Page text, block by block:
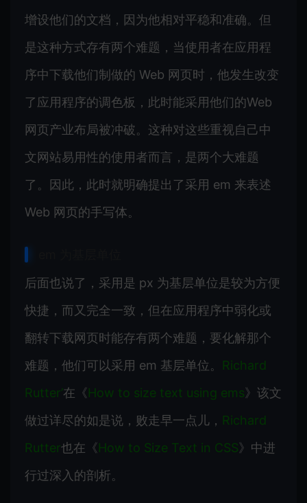
增设他们的文档，因为他相对平稳和准确。但
是这种方式存有两个难题，当使用者在应用程
序中下载他们制做的 Web 网页时，他发生改变
了应用程序的调色板，此时能采用他们的Web
网页产业布局被冲破。这种对这些重视自己中
文网站易用性的使用者而言，是两个大难题
了。因此，此时就明确提出了采用 em 来表述
Web 网页的手写体。
后面也说了，采用是 px 为基层单位是较为方便
快捷，而又完全一致，但在应用程序中弱化或
翻转下载网页时能存有两个难题，要化解那个
难题，他们可以采用 em 基层单位。 Richard
Rutter’在《How to size text using ems》该文
做过详尽的如是说，败走早一点儿， Richard
Rutter也在《How to Size Text in CSS》中进
行过深入的剖析。